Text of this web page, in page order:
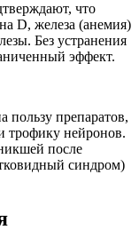
что
D, железа (анемия)
Без устранения
эффект.
пользу препаратов,
трофику нейронов.
после
синдром)